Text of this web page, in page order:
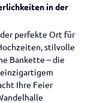
in der
perfekte Ort für
stilvolle
Bankette – die
Ihre Feier